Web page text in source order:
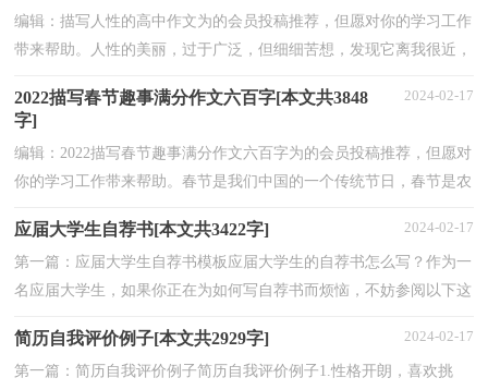
编辑：描写人性的高中作文为的会员投稿推荐，但愿对你的学习工作
带来帮助。人性的美丽，过于广泛，但细细苦想，发现它离我很近，
2022描写春节趣事满分作文六百字[本文共3848
字]
2024-02-17
编辑：2022描写春节趣事满分作文六百字为的会员投稿推荐，但愿对
你的学习工作带来帮助。春节是我们中国的一个传统节日，春节是农
应届大学生自荐书[本文共3422字] 2024-02-17
第一篇：应届大学生自荐书模板应届大学生的自荐书怎么写？作为一
名应届大学生，如果你正在为如何写自荐书而烦恼，不妨参阅以下这
简历自我评价例子[本文共2929字] 2024-02-17
第一篇：简历自我评价例子简历自我评价例子1.性格开朗，喜欢挑